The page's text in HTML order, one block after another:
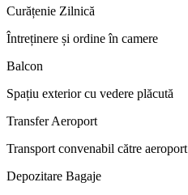
Curățenie Zilnică
Întreținere și ordine în camere
Balcon
Spațiu exterior cu vedere plăcută
Transfer Aeroport
Transport convenabil către aeroport
Depozitare Bagaje